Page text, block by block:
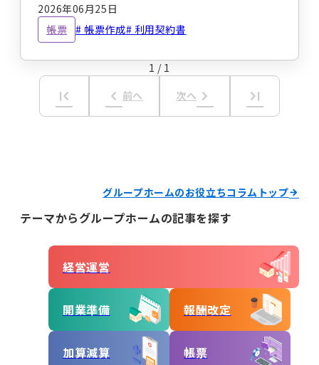
その他のサービス
レンタルスマホ
職員向け動画研修サー
ビス
テーマからコラムを探す
開業準備 報酬改定
キーワードからコラムを探す キーワード一覧
記録 帳票作成 電子サイン
国保連請求 工賃計算 指定申請
2026年06月25日
帳票
帳票作成 利用契約書
1 / 1
first_page keyboard_arrow_left 前へ 次へ keyboard_arrow_right last_page
グループホームのお役立ちコラムトップ
テーマからグループホームの記事を探す
経営運営
開業準備 報酬改定
加算減算 帳票